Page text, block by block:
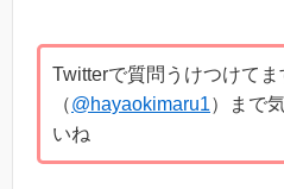
Twitterで質問うけつけてま
（@hayaokimaru1）まで
いね